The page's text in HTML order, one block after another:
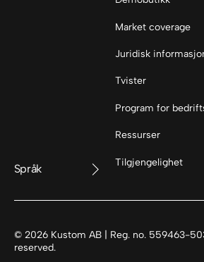
Språk
Market coverage
Juridisk
Tvister
Program for
Ressurser
Tilgjengelighet
© 2026Kustom AB | Reg. no. 559463-
reserved.